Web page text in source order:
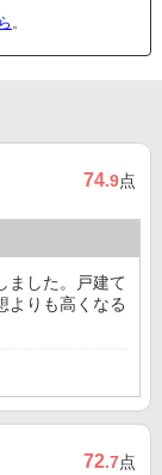
。
74.9点
ました。戸建て
よりも高くなる
72.7点